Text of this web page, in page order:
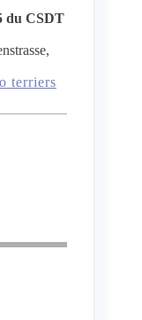
du CSDT
terriers